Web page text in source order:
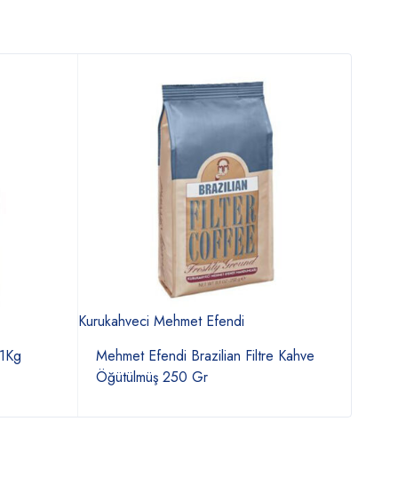
Kurukahveci Mehmet Efendi
Mehmet Efendi Brazilian Filtre Kahve
Öğütülmüş 250 Gr